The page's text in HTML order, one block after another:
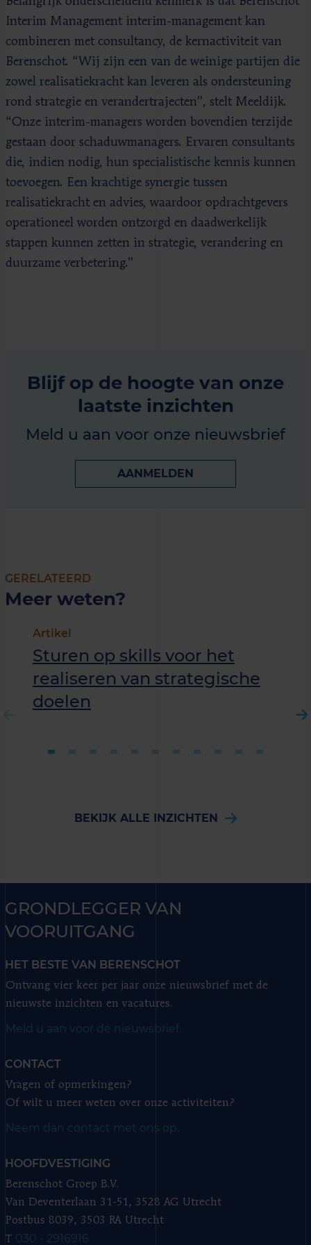
Interim Management interim-management kan
combineren met consultancy, de kernactiviteit van
Berenschot. “Wij zijn een van de weinige partijen die
zowel realisatiekracht kan leveren als ondersteuning
rond strategie en verandertrajecten”, stelt Meeldijk.
“Onze interim-managers worden bovendien terzijde
gestaan door schaduwmanagers. Ervaren consultants
die, indien nodig, hun specialistische kennis kunnen
toevoegen. Een krachtige synergie tussen
realisatiekracht en advies, waardoor opdrachtgevers
operationeel worden ontzorgd en daadwerkelijk
stappen kunnen zetten in strategie, verandering en
duurzame verbetering.”
Blijf op de hoogte van onze
laatste inzichten
Meld u aan voor onze nieuwsbrief
AANMELDEN
GERELATEERD
Meer weten?
Artikel
Sturen op skills voor het
realiseren van strategische
doelen
BEKIJK ALLE INZICHTEN
GRONDLEGGER VAN
VOORUITGANG
HET BESTE VAN BERENSCHOT
Ontvang vier keer per jaar onze nieuwsbrief met de
nieuwste inzichten en vacatures.
Meld u aan voor de nieuwsbrief.
CONTACT
Vragen of opmerkingen?
Of wilt u meer weten over onze activiteiten?
Neem dan contact met ons op.
HOOFDVESTIGING
Berenschot Groep B.V.
Van Deventerlaan 31-51, 3528 AG Utrecht
Postbus 8039, 3503 RA Utrecht
T 030 - 2916916